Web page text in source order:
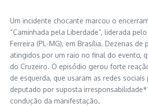
Um incidente chocante marcou o
“Caminhada pela Liberdade”, liderada
Ferreira (PL-MG), em Brasília. Dezenas de
atingidos por um raio no final do evento,
do Cruzeiro. O episódio gerou forte
de esquerda, que usaram as redes
deputado por suposta
condução da manifestação.